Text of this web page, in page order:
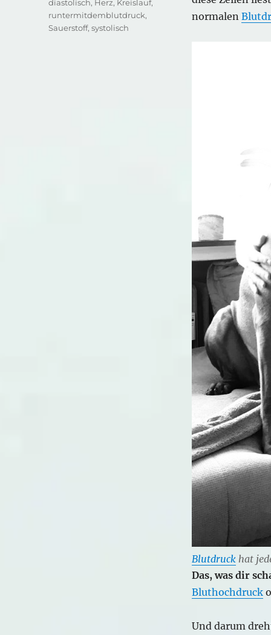
normalen
Blutdruckhat
Das, was dir
Bluthochdruck
Und darum
diastolisch, Herz, Kreislauf,
runtermitdemblutdruck,
Sauerstoff,systolisch